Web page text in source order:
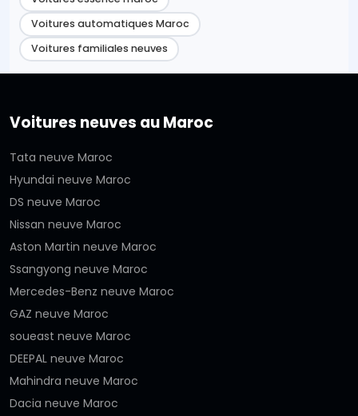
Voitures automatiques Maroc
Voitures familiales neuves
Voitures neuves au Maroc
Tata neuve Maroc
Hyundai neuve Maroc
DS neuve Maroc
Nissan neuve Maroc
Aston Martin neuve Maroc
Ssangyong neuve Maroc
Mercedes-Benz neuve Maroc
GAZ neuve Maroc
soueast neuve Maroc
DEEPAL neuve Maroc
Mahindra neuve Maroc
Dacia neuve Maroc